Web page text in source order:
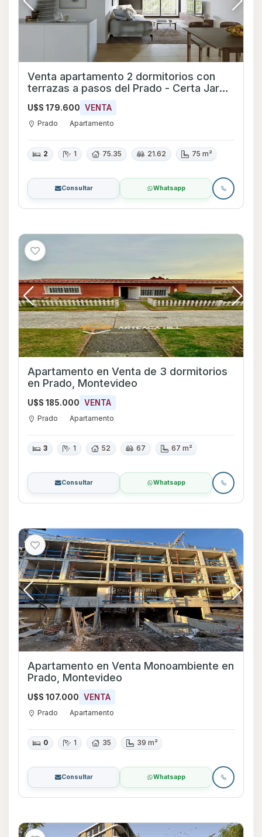
Venta apartamento 2 dormitorios con
terrazas a pasos del Prado - Certa Jardín
U$S 179.600 VENTA
Prado Apartamento
2 1 75.35 21.62 75 m²
Consultar Whatsapp
Apartamento en Venta de 3 dormitorios
en Prado, Montevideo
U$S 185.000 VENTA
Prado Apartamento
3 1 52 67 67 m²
Consultar Whatsapp
Apartamento en Venta Monoambiente en
Prado, Montevideo
U$S 107.000 VENTA
Prado Apartamento
0 1 35 39 m²
Consultar Whatsapp